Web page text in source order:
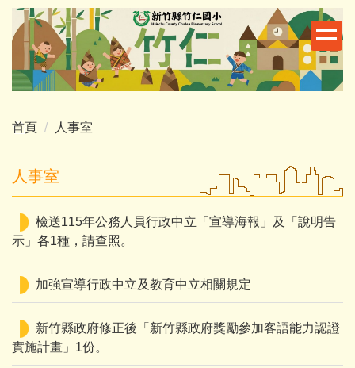
跳
到
要
內
區
首頁 人事室
人事室
檢送115年公務人員行政中立「宣導海報」及「說明告
示」各1種，請查照。
加強宣導行政中立及教育中立相關規定
新竹縣政府修正後「新竹縣政府獎勵參加客語能力認證
實施計畫」1份。